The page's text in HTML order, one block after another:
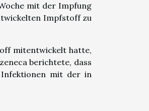
mit der Impfung
Impfstoff zu
mitentwickelt hatte,
berichtete, dass
mit der in